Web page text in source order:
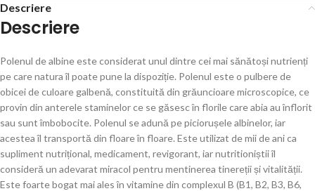
Descriere
Descriere
Polenul de albine este considerat unul dintre cei mai sănătoși nutrienți
pe care natura îl poate pune la dispoziție. Polenul este o pulbere de
obicei de culoare galbenă, constituită din grăuncioare microscopice, ce
provin din anterele staminelor ce se găsesc în florile care abia au înflorit
sau sunt îmbobocite. Polenul se adună pe piciorușele albinelor, iar
acestea îl transportă din floare în floare. Este utilizat de mii de ani ca
supliment nutrițional, medicament, revigorant, iar nutritioniștii îl
consideră un adevarat miracol pentru mentinerea tinereții și vitalității.
Este foarte bogat mai ales în vitamine din complexul B (B1, B2, B3, B6,